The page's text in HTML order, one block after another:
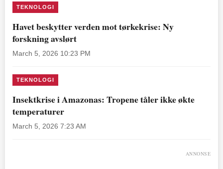
TEKNOLOGI
Havet beskytter verden mot tørkekrise: Ny
forskning avslørt
March 5, 2026 10:23 PM
TEKNOLOGI
Insektkrise i Amazonas: Tropene tåler ikke økte
temperaturer
March 5, 2026 7:23 AM
ANNONSE